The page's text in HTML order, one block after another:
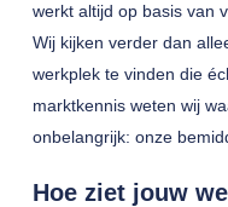
werkt altijd op basis van
Wij kijken verder dan
werkplek te vinden die
marktkennis weten wij
onbelangrijk: onze
Hoe ziet jouw